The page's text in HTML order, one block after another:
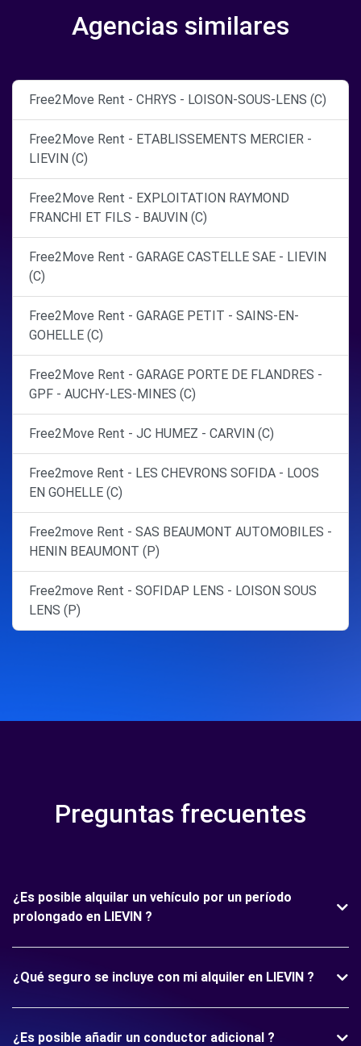
Agencias similares
Free2Move Rent - CHRYS - LOISON-SOUS-LENS (C)
Free2Move Rent - ETABLISSEMENTS MERCIER -
LIEVIN (C)
Free2Move Rent - EXPLOITATION RAYMOND
FRANCHI ET FILS - BAUVIN (C)
Free2Move Rent - GARAGE CASTELLE SAE - LIEVIN
(C)
Free2Move Rent - GARAGE PETIT - SAINS-EN-
GOHELLE (C)
Free2Move Rent - GARAGE PORTE DE FLANDRES -
GPF - AUCHY-LES-MINES (C)
Free2Move Rent - JC HUMEZ - CARVIN (C)
Free2move Rent - LES CHEVRONS SOFIDA - LOOS
EN GOHELLE (C)
Free2move Rent - SAS BEAUMONT AUTOMOBILES -
HENIN BEAUMONT (P)
Free2move Rent - SOFIDAP LENS - LOISON SOUS
LENS (P)
Preguntas frecuentes
¿Es posible alquilar un vehículo por un período
prolongado en LIEVIN ?
¿Qué seguro se incluye con mi alquiler en LIEVIN ?
¿Es posible añadir un conductor adicional ?